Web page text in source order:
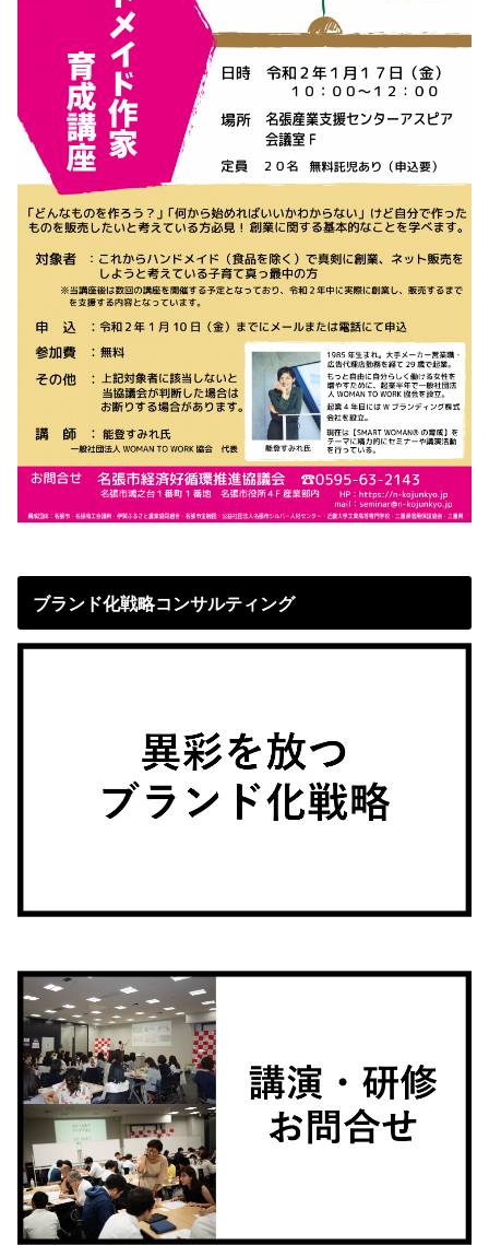
ブランド化戦略コンサルティング